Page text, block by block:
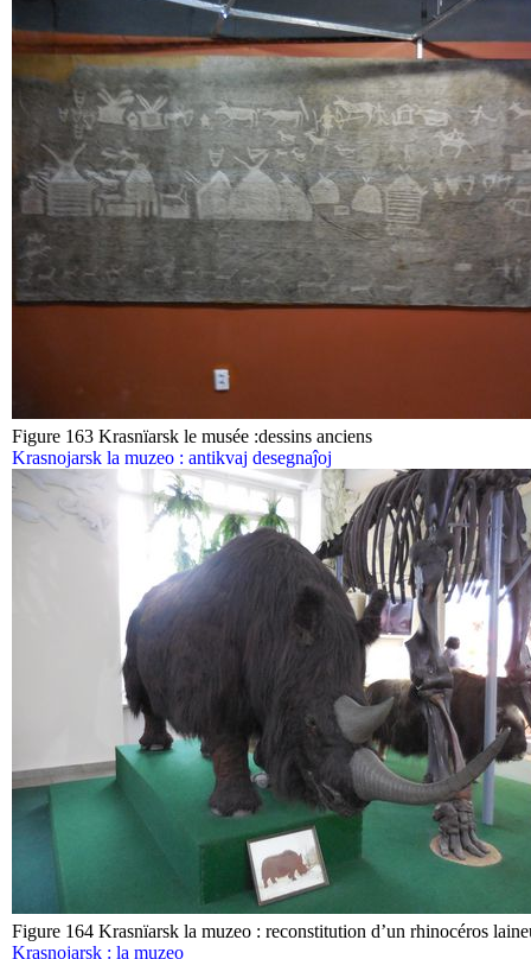
Figure 163 Krasnïarsk le musée :dessins anciens
Krasnojarsk la muzeo : antikvaj desegnaĵoj
Figure 164 Krasnïarsk la muzeo : reconstitution d’un rhinocéros
Krasnojarsk : la muzeo